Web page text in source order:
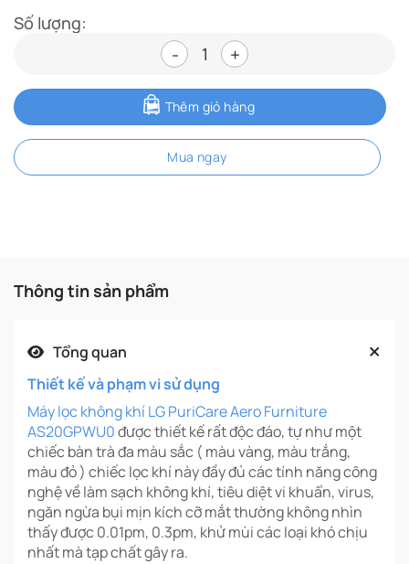
Số lượng:
Máy lọc không khí LG PuriCare
Thêm giỏ hàng
Mua ngay
Thông tin sản phẩm
Tổng quan
Thiết kế và phạm vi sử dụng
Máy lọc không khí LG PuriCare Aero Furniture
AS20GPWU0được thiết kế rất độc đáo, tự như một
chiếc bàn trà đa màu sắc ( màu vàng, màu trắng,
màu đỏ ) chiếc lọc khí này đầy đủ các tính năng công
nghệ về làm sạch không khí, tiêu diệt vi khuẩn, virus,
ngăn ngừa bụi mịn kích cỡ mắt thường không nhìn
thấy được 0.01pm, 0.3pm, khử mùi các loại khó chịu
nhất mà tạp chất gây ra.